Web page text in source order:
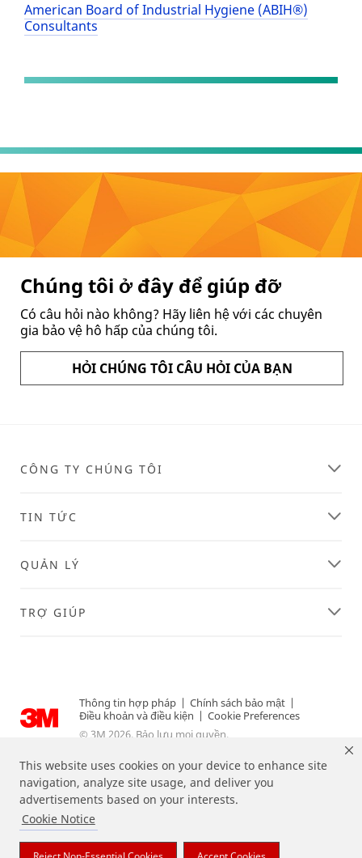
This website uses cookies on your device to enhance site
navigation, analyze site usage, and deliver you
advertisements based on your interests.
Cookie Notice
American Board of Industrial Hygiene (ABIH®)
Consultants
Chúng tôi ở đây để giúp đỡ
Có câu hỏi nào không? Hãy liên hệ với các chuyên
gia bảo vệ hô hấp của chúng tôi.
HỎI CHÚNG TÔI CÂU HỎI CỦA BẠN
CÔNG TY CHÚNG TÔI
TIN TỨC
QUẢN LÝ
TRỢ GIÚP
Thông tin hợp pháp | Chính sách bảo mật |
Điều khoản và điều kiện | Cookie Preferences
© 3M 2026. Bảo lưu mọi quyền.